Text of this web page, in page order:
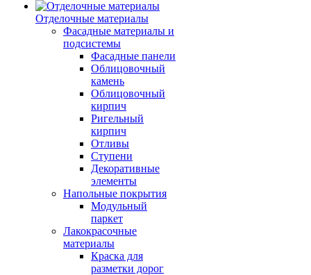
Отделочные материалы
Фасадные материалы и
подсистемы
Фасадные панели
Облицовочный
камень
Облицовочный
кирпич
Ригельный
кирпич
Отливы
Ступени
Декоративные
элементы
Напольные покрытия
Модульный
паркет
Лакокрасочные
материалы
Краска для
разметки дорог